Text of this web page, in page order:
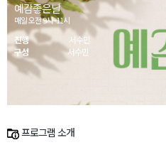
예감좋은날
매일 오전 9시~11시
진행
서수민
구성
서수민
프로그램 소개